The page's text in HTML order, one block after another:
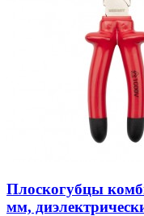
Плоскогубцы
мм,